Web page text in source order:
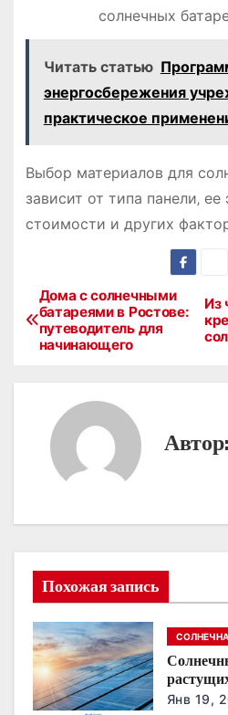
солнечных
Читать статью
энергосбережения
практическое
Выбор материалов для
зависит от типа панели‚
стоимости и других
Н
ц
я
п
о
з
Из
Дома с солнечными
батареями в Ростове:
путеводитель для
начинающего
Автор:
Похожая запись
Янв 19,